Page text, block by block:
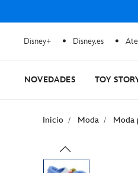
Disney+ Disney.es
NOVEDADES TOY
Inicio Moda Moda